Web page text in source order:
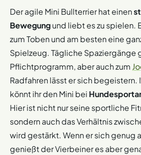
Der agile Mini Bullterrier hat einen
Bewegungund liebt es zu spielen.
zum Toben und am besten eine
Spielzeug. Tägliche Spaziergänge
Pflichtprogramm, aber auch zum
Radfahren lässt er sich begeistern.
könnt ihr den Mini bei
Hier ist nicht nur seine sportliche
sondern auch das Verhältnis
wird gestärkt. Wenn er sich genug
genießt der Vierbeiner es aber